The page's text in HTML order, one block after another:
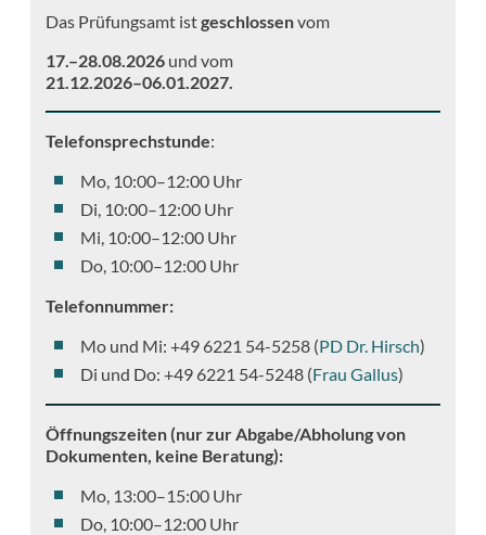
Das Prüfungsamt istgeschlossenvom
17.–28.08.2026 und vom
21.12.2026–06.01.2027.
Telefonsprechstunde:
Mo, 10:00–12:00 Uhr
Di, 10:00–12:00 Uhr
Mi, 10:00–12:00 Uhr
Do, 10:00–12:00 Uhr
Telefonnummer:
Mo und Mi: +49 6221 54-5258 (PD Dr. Hirsch)
Di und Do: +49 6221 54-5248 (Frau Gallus)
Öffnungszeiten (nur zur Abgabe/Abholung von
Dokumenten, keine Beratung):
Mo, 13:00–15:00 Uhr
Do, 10:00–12:00 Uhr